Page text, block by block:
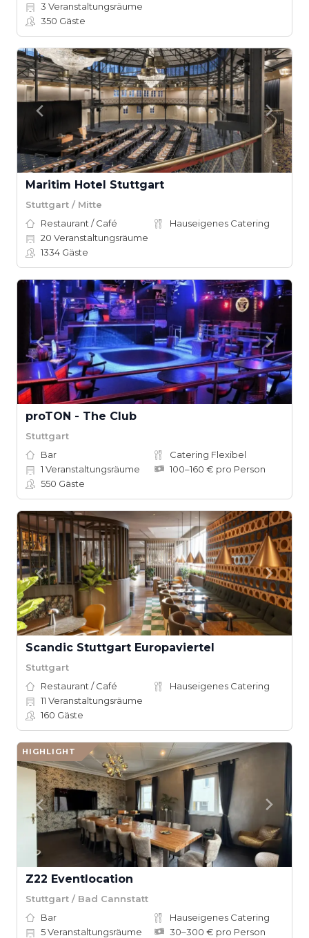
3 Veranstaltungsräume
350 Gäste
Maritim Hotel Stuttgart
Stuttgart / Mitte
Restaurant / Café
Hauseigenes Catering
20 Veranstaltungsräume
1334 Gäste
proTON - The Club
Stuttgart
Bar
Catering Flexibel
1 Veranstaltungsräume
100–160 € pro Person
550 Gäste
Scandic Stuttgart Europaviertel
Stuttgart
Restaurant / Café
Hauseigenes Catering
11 Veranstaltungsräume
160 Gäste
HIGHLIGHT
Z22 Eventlocation
Stuttgart / Bad Cannstatt
Bar
Hauseigenes Catering
5Veranstaltungsräume 30–300 € pro Person